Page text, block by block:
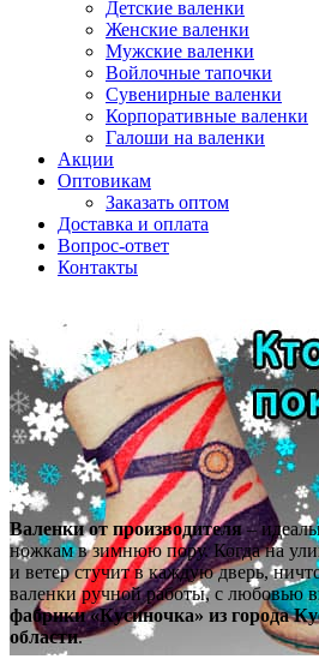
Детские валенки
Женские валенки
Мужские валенки
Войлочные тапочки
Сувенирные валенки
Корпоративные валенки
Галоши на валенки
Акции
Оптовикам
Заказать оптом
Доставка и оплата
Вопрос-ответ
Контакты
Валенки от производителя–
ножкам в зимнюю пору. Когда на
и ветер стучит в каждую дверь,
валенки ручной работы, с любовью
фабрики «Кусиночка» из города
области.